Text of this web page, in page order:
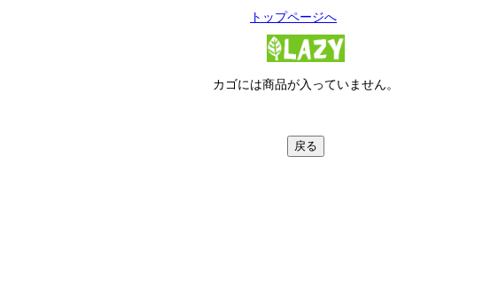
トップページへ
カゴには商品が入っていません。